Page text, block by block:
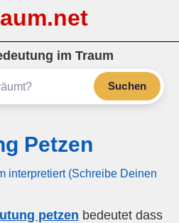
im Traum
Suchen
Petzen
interpretiert (Schreibe Deinen
petzen bedeutet dass